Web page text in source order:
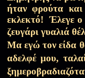
το σκοτάδι...(Κυριακή
ήταν φρούτα και
εκλεκτό!
Έλεγε ο
ζευγάρι γυαλιά
Μα εγώ τον είδα
αδελφέ μου,